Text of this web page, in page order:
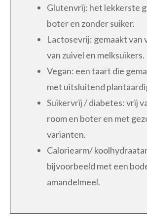
Glutenvrij: het lekkerste
boter en zonder suiker.
Lactosevrij: gemaakt van
van zuivel en melksuikers.
Vegan: een taart die
met uitsluitend
Suikervrij / diabetes: vrij
room en boter en met
varianten.
Caloriearm/
bijvoorbeeld met een
amandelmeel.